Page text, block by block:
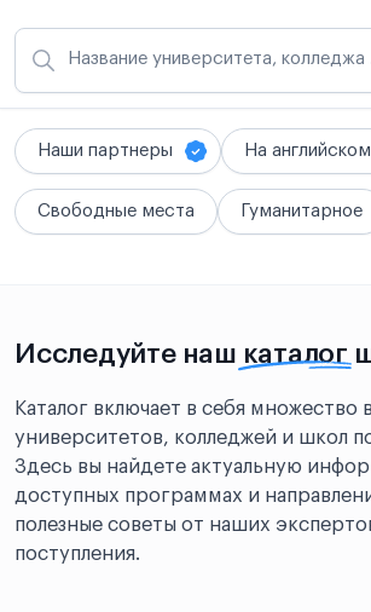
Наши партнеры На английском
Свободные места Гуманитарное
Исследуйте наш каталог
Каталог включает в себя множество
университетов, колледжей и школ
Здесь вы найдете актуальную
доступных программах и
полезные советы от наших
поступления.